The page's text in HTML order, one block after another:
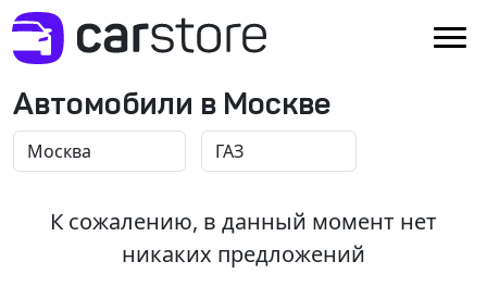
Автомобили в Москве
К сожалению, в данный момент нет
никаких предложений